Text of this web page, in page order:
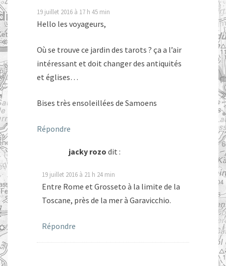
19 juillet 2016 à 17 h 45 min
Hello les voyageurs,
Où se trouve ce jardin des tarots ? ça a l’air
intéressant et doit changer des antiquités
et églises…
Bises très ensoleillées de Samoens
Répondre
jacky rozo dit :
19 juillet 2016 à 21 h 24 min
Entre Rome et Grosseto à la limite de la
Toscane, près de la mer à Garavicchio.
Répondre